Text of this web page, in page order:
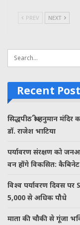
PREV NEXT
Recent
सिद्धपीठ श्री हनुमान
डॉ. राजेश भाटिया
पर्यावरण संरक्षण को
वन होंगे विकसित: कैबिनेट
विश्व पर्यावरण दिवस
5,000 से अधिक पौधे
माता की चौकी से गूंजा